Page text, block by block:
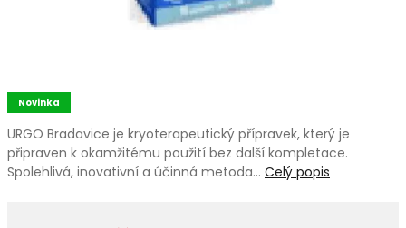
Novinka
URGO Bradavice je kryoterapeutický přípravek, který je
připraven k okamžitému použití bez další kompletace.
Spolehlivá, inovativní a účinná metoda… Celý popis